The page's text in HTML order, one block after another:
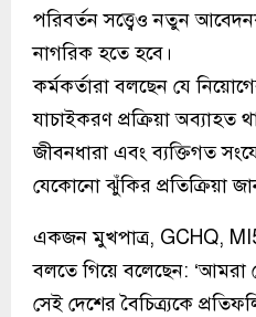
পরিবর্তন সত্ত্বেও নতুন
নাগরিক হতে হবে।
কর্মকর্তারা বলছেন যে
যাচাইকরণ প্রক্রিয়া অব্যাহত
জীবনধারা এবং ব্যক্তিগত
যেকোনো ঝুঁকির প্রতিক্রিয়া
একজন মুখপাত্র, GCHQ,
বলতে গিয়ে বলেছেন: ‘আমরা
সেই দেশের বৈচিত্র্যকে